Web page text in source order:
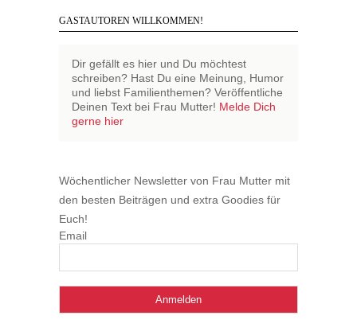
GASTAUTOREN WILLKOMMEN!
Dir gefällt es hier und Du möchtest
schreiben? Hast Du eine Meinung, Humor
und liebst Familienthemen? Veröffentliche
Deinen Text bei Frau Mutter! Melde Dich
gerne hier
Wöchentlicher Newsletter von Frau Mutter mit
den besten Beiträgen und extra Goodies für
Euch!
Email